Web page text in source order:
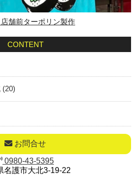
舗前ターポリン製作
CONTENT
(20)
お問合せ
0980-43-5395
名護市大北3-19-22